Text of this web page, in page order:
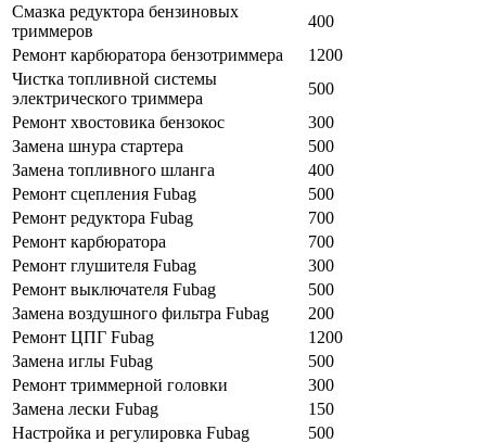
Смазка редуктора бензиновых
триммеров
400
Ремонт карбюратора бензотриммера
1200
Чистка топливной системы
электрического триммера
500
Ремонт хвостовика бензокос
300
Замена шнура стартера
500
Замена топливного шланга
400
Ремонт сцепления Fubag
500
Ремонт редуктора Fubag
700
Ремонт карбюратора
700
Ремонт глушителя Fubag
300
Ремонт выключателя Fubag
500
Замена воздушного фильтра Fubag
200
Ремонт ЦПГ Fubag
1200
Замена иглы Fubag
500
Ремонт триммерной головки
300
Замена лески Fubag
150
Настройка и регулировка Fubag
500